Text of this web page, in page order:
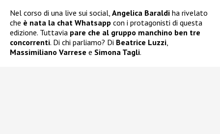
Nel corso di una live sui social, Angelica Baraldi ha rivelato
che è nata la chat Whatsapp con i protagonisti di questa
edizione. Tuttavia pare che al gruppo manchino ben tre
concorrenti. Di chi parliamo? Di Beatrice Luzzi,
Massimiliano Varrese e Simona Tagli.